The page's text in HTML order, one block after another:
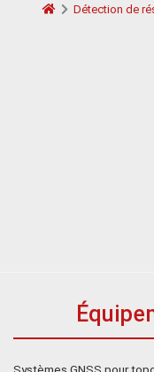
Détection de
Systèmes GNSS pour